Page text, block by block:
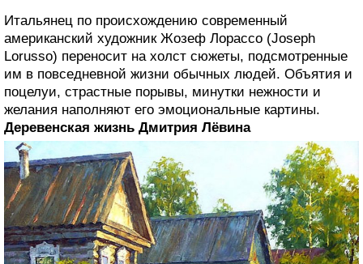
Итальянец по происхождению современный
американский художник Жозеф Лорассо (Joseph
Lorusso) переносит на холст сюжеты, подсмотренные
им в повседневной жизни обычных людей. Объятия и
поцелуи, страстные порывы, минутки нежности и
желания наполняют его эмоциональные картины.
Деревенская жизнь Дмитрия Лёвина